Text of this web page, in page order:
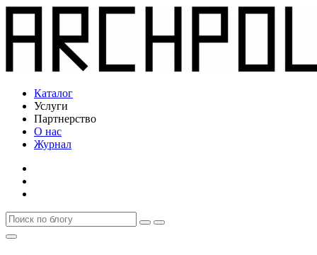
Каталог
Услуги
Партнерство
О нас
Журнал